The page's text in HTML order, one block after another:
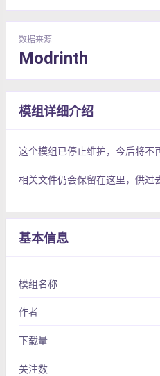
数据来源
Modrinth
模组详细介绍
这个模组已停止维护，今后将不
相关文件仍会保留在这里，供过
基本信息
模组名称
作者
下载量
关注数